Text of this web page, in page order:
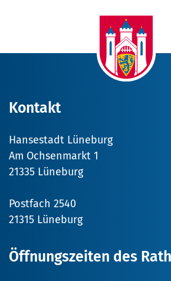
Kontakt
Hansestadt Lüneburg
Am Ochsenmarkt 1
21335 Lüneburg
Postfach 2540
21315 Lüneburg
Öffnungszeiten des